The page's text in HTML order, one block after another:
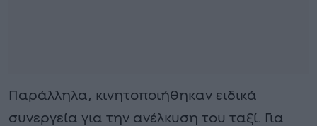
Παράλληλα, κινητοποιήθηκαν ειδικά
συνεργεία για την ανέλκυση του ταξί. Για